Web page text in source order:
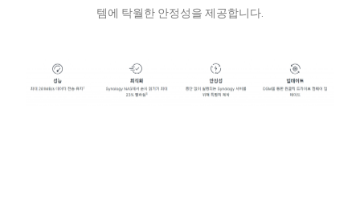
템에 탁월한 안정성을 제공합니다.